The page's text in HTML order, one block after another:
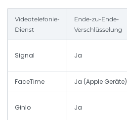
Videotelefonie-
Dienst
Ende-zu-Ende-
Verschlüsselung
Signal Ja
FaceTime Ja (Apple Geräte)
Ginlo Ja